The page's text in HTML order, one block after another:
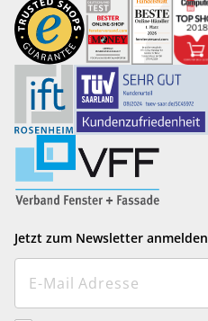
Jetzt zum Newsletter anmelden